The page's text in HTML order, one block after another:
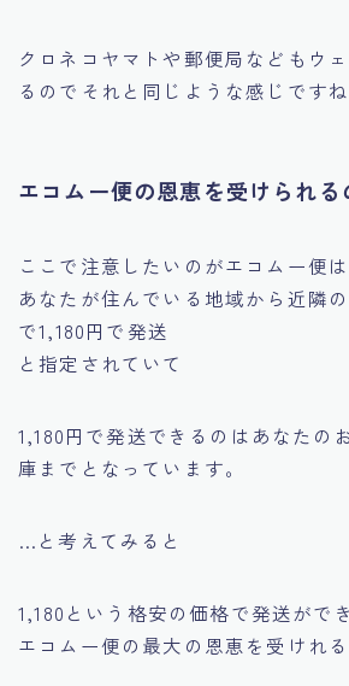
クロネコヤマトや郵便局などもウ
るのでそれと同じような感じです
エコムー便の恩恵を受けられ
ここで注意したいのがエコムー便は
あなたが住んでいる地域から近隣
で1,180円で発送
と指定されていて
1,180円で発送できるのはあなたの
庫までとなっています。
…と考えてみると
1,180という格安の価格で発送がで
エコムー便の最大の恩恵を受けれ